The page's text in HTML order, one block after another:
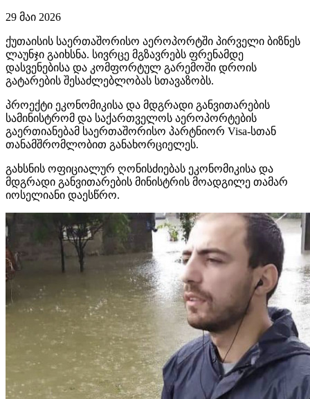
29 მაი 2026
ქუთაისის საერთაშორისო აეროპორტში პირველი ბიზნეს
ლაუნჯი გაიხსნა. სივრცე მგზავრებს ფრენამდე
დასვენებისა და კომფორტულ გარემოში დროის
გატარების შესაძლებლობას სთავაზობს.
პროექტი ეკონომიკისა და მდგრადი განვითარების
სამინისტრომ და საქართველოს აეროპორტების
გაერთიანებამ საერთაშორისო პარტნიორ Visa-სთან
თანამშრომლობით განახორციელეს.
გახსნის ოფიციალურ ღონისძიებას ეკონომიკისა და
მდგრადი განვითარების მინისტრის მოადგილე თამარ
იოსელიანი დაესწრო.